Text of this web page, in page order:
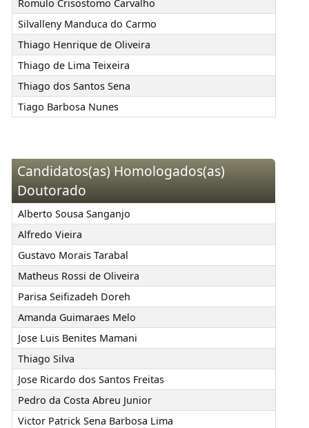
Romulo Crisostomo Carvalho
Silvalleny Manduca do Carmo
Thiago Henrique de Oliveira
Thiago de Lima Teixeira
Thiago dos Santos Sena
Tiago Barbosa Nunes
Candidatos(as) Homologados(as)
Doutorado
Alberto Sousa Sanganjo
Alfredo Vieira
Gustavo Morais Tarabal
Matheus Rossi de Oliveira
Parisa Seifizadeh Doreh
Amanda Guimaraes Melo
Jose Luis Benites Mamani
Thiago Silva
Jose Ricardo dos Santos Freitas
Pedro da Costa Abreu Junior
Victor Patrick Sena Barbosa Lima